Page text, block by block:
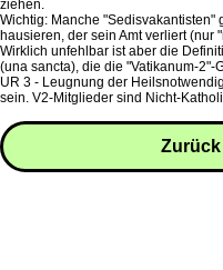
ziehen.
Wichtig: Manche "Sedisvakantisten"
hausieren, der sein Amt verliert (nur
Wirklich unfehlbar ist aber die
(una sancta), die die "Vatikanum-2"-
UR 3 - Leugnung der
sein. V2-Mitglieder sind Nicht-